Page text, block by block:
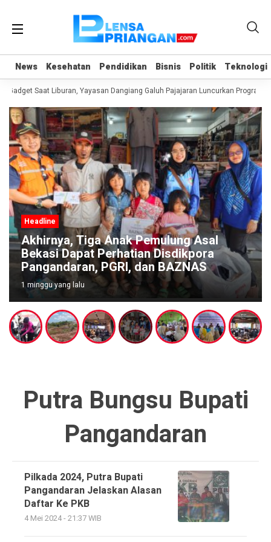
News Kesehatan Pendidikan Bisnis Politik Teknologi
News Kesehatan Pendidikan Bisnis Politik Teknologi
Gadget Saat Liburan, Yayasan Dangiang Galuh Pajajaran Luncurkan Program
Headline
Akhirnya, Tiga Anak Pemulung Asal
Bekasi Dapat Perhatian Disdikpora
Pangandaran, PGRI, dan BAZNAS
1 minggu yang lalu
Putra Bungsu Bupati
Pangandaran
Pilkada 2024, Putra Bupati
Pangandaran Jelaskan Alasan
Daftar Ke PKB
4 Mei 2024 - 21:37 WIB